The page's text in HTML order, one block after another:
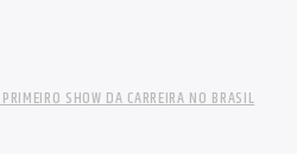
SHOW DA CARREIRA NO BRASIL